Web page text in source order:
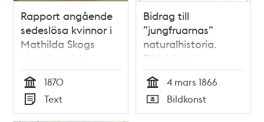
Rapport angående
sedeslösa kvinnor i
Mathilda Skogs
cigarrhandel.
Stockholms polis
prostitutionsavdelning
Tid
1870
Typ
Text
Bidrag till
”jungfruarnas”
naturalhistoria.
Bildskämt i
Söndags-Nisse –
Illustreradt
Veckoblad för
Skämt, Humor och
Tid
4 mars 1866
Typ
Bildkonst